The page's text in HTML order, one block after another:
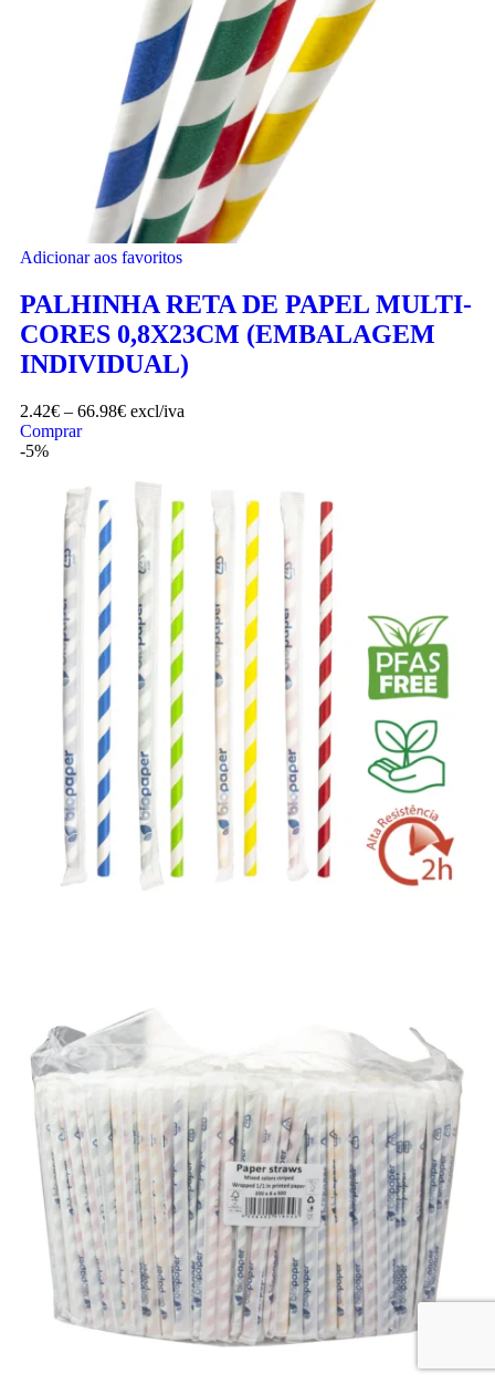
Adicionar aos favoritos
PALHINHA RETA DE PAPEL MULTI-
CORES 0,8X23CM (EMBALAGEM
INDIVIDUAL)
2.42€ – 66.98€ excl/iva
Comprar
-5%